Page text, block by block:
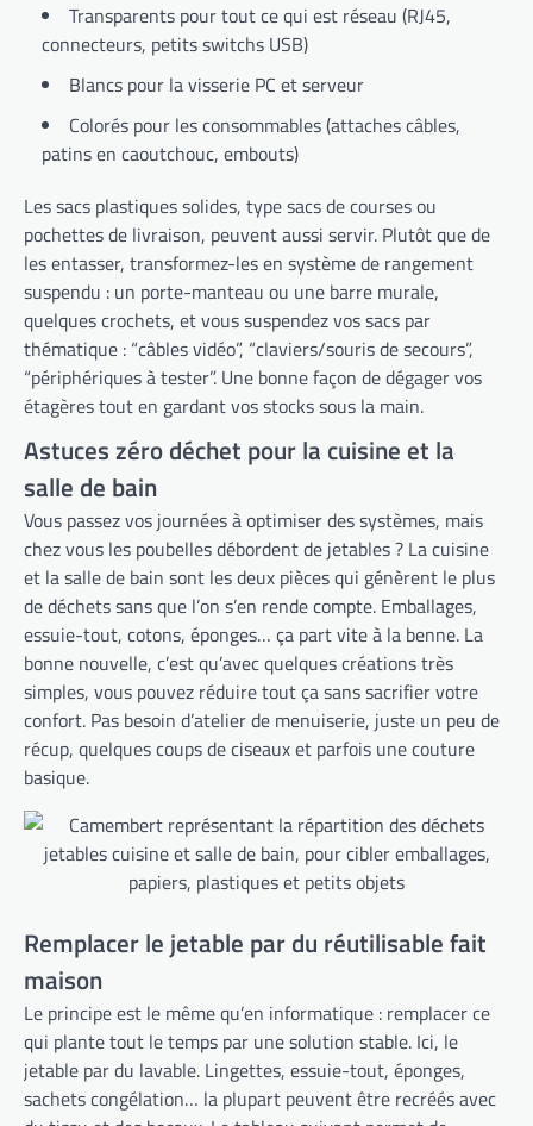
Transparents pour tout ce qui est réseau (RJ45,
connecteurs, petits switchs USB)
Blancs pour la visserie PC et serveur
Colorés pour les consommables (attaches câbles,
patins en caoutchouc, embouts)
Les sacs plastiques solides, type sacs de courses ou
pochettes de livraison, peuvent aussi servir. Plutôt que de
les entasser, transformez-les en système de rangement
suspendu : un porte-manteau ou une barre murale,
quelques crochets, et vous suspendez vos sacs par
thématique : “câbles vidéo”, “claviers/souris de secours”,
“périphériques à tester”. Une bonne façon de dégager vos
étagères tout en gardant vos stocks sous la main.
Astuces zéro déchet pour la cuisine et la
salle de bain
Vous passez vos journées à optimiser des systèmes, mais
chez vous les poubelles débordent de jetables ? La cuisine
et la salle de bain sont les deux pièces qui génèrent le plus
de déchets sans que l’on s’en rende compte. Emballages,
essuie-tout, cotons, éponges… ça part vite à la benne. La
bonne nouvelle, c’est qu’avec quelques créations très
simples, vous pouvez réduire tout ça sans sacrifier votre
confort. Pas besoin d’atelier de menuiserie, juste un peu de
récup, quelques coups de ciseaux et parfois une couture
basique.
Remplacer le jetable par du réutilisable fait
maison
Le principe est le même qu’en informatique : remplacer ce
qui plante tout le temps par une solution stable. Ici, le
jetable par du lavable. Lingettes, essuie-tout, éponges,
sachets congélation… la plupart peuvent être recréés avec